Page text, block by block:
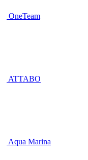
OneTeam
ATTABO
Aqua Marina